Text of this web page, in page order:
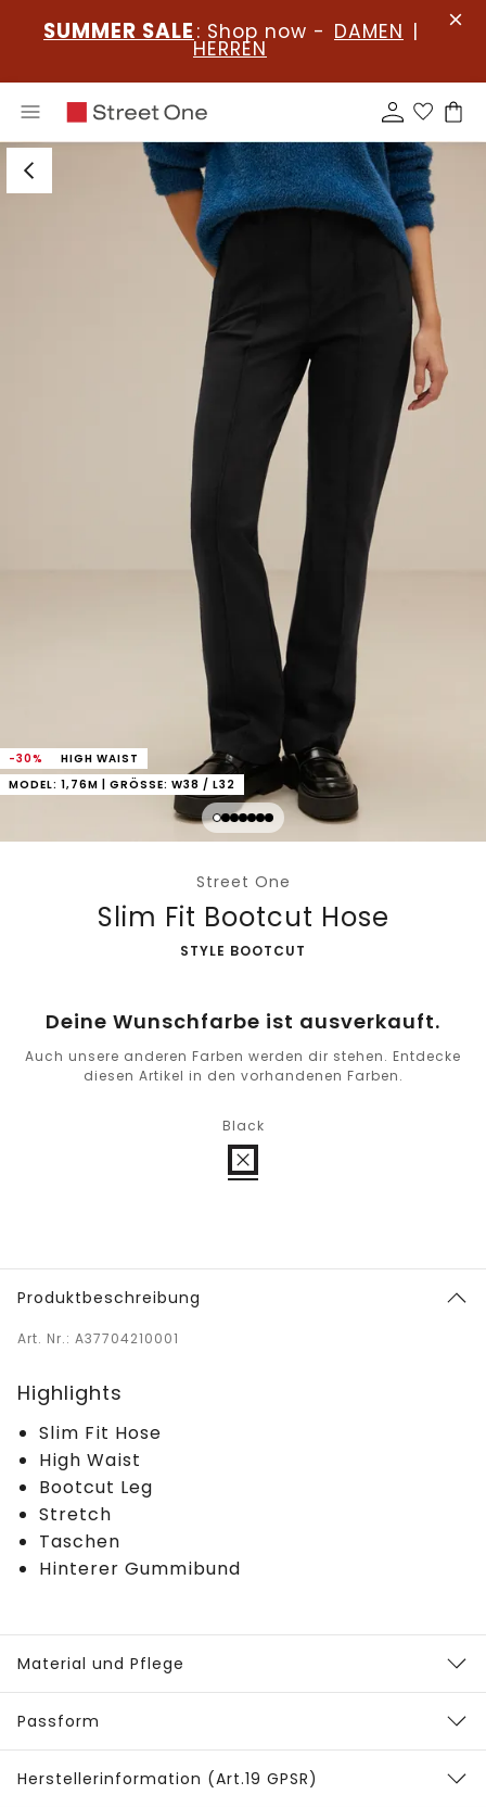
SUMMER SALE : Shop now - DAMEN |
HERREN
-30%
HIGH WAIST
MODEL: 1,76M | GRÖSSE: W38 / L32
Street One
Slim Fit Bootcut Hose
-
STYLE BOOTCUT
Deine Wunschfarbe ist ausverkauft.
Auch unsere anderen Farben werden dir stehen. Entdecke
diesen Artikel in den vorhandenen Farben.
Black
Produktbeschreibung
Art. Nr.: A37704210001
Highlights
Slim Fit Hose
High Waist
Bootcut Leg
Stretch
Taschen
Hinterer Gummibund
Material und Pflege
Passform
Herstellerinformation (Art.19 GPSR)